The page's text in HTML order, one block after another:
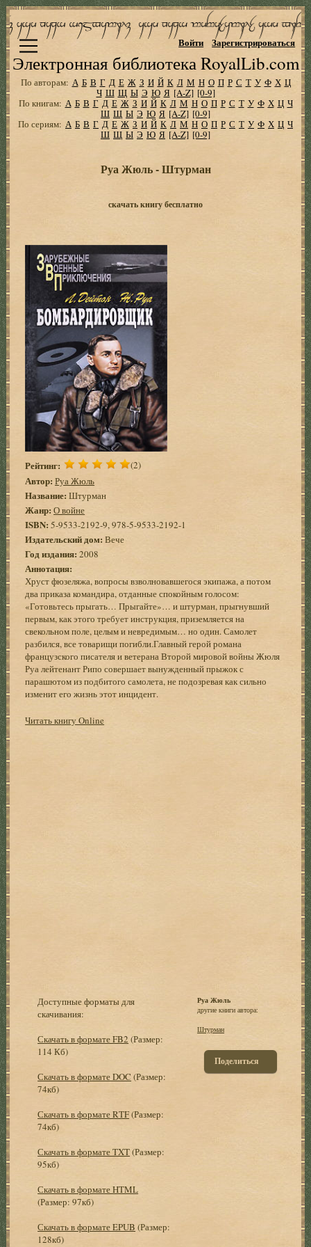
Электронная библиотека RoyalLib.com
Войти Зарегистрироваться
По авторам: А Б В Г Д Е Ж З И Й К Л М Н О П Р С Т У Ф Х Ц
Ч Ш Щ Ы Э Ю Я [A-Z] [0-9]
По книгам: А Б В Г Д Е Ж З И Й К Л М Н О П Р С Т У Ф Х Ц Ч
Ш Щ Ы Э Ю Я [A-Z] [0-9]
По сериям: А Б В Г Д Е Ж З И Й К Л М Н О П Р С Т У Ф Х Ц Ч
Ш Щ Ы Э Ю Я [A-Z] [0-9]
Руа Жюль - Штурман
скачать книгу бесплатно
Рейтинг: (2)
Автор: Руа Жюль
Название: Штурман
Жанр: О войне
ISBN:5-9533-2192-9, 978-5-9533-2192-1
Издательский дом:Вече
Год издания: 2008
Аннотация:
Хруст фюзеляжа, вопросы взволновавшегося экипажа, а потом
два приказа командира, отданные спокойным голосом:
«Готовьтесь прыгать… Прыгайте»… и штурман, прыгнувший
первым, как этого требует инструкция, приземляется на
свекольном поле, целым и невредимым… но один. Самолет
разбился, все товарищи погибли.Главный герой романа
французского писателя и ветерана Второй мировой войны Жюля
Руа лейтенант Рипо совершает вынужденный прыжок с
парашютом из подбитого самолета, не подозревая как сильно
изменит его жизнь этот инцидент.
Читать книгу Online
Доступные форматы для
скачивания:
Скачать в формате FB2 (Размер:
114 Кб)
Скачать в формате DOC (Размер:
74кб)
Скачать в формате RTF(Размер:
74кб)
Скачать в формате TXT(Размер:
95кб)
Скачать в формате HTML
(Размер: 97кб)
Скачать в формате EPUB (Размер:
128кб)
Руа Жюль
другие книги автора:
Штурман
Поделиться